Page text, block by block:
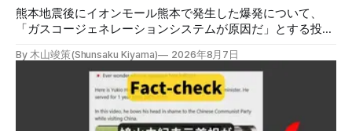
熊本地震後にイオンモール熊本で発生した爆発について、
「ガスコージェネレーションシステムが原因だ」とする投稿
ジェネレーションやガス発電機は設置していないことを確認
している」と発表し、LPガスが原因だった可能性が高いと説
明しています。またイオンは5日、事故原因を調べる事故調
査委員会を設置すると発表しました。 検証対象 拡散した投
By 木山竣策(Shunsaku Kiyama) 2026年8月7日